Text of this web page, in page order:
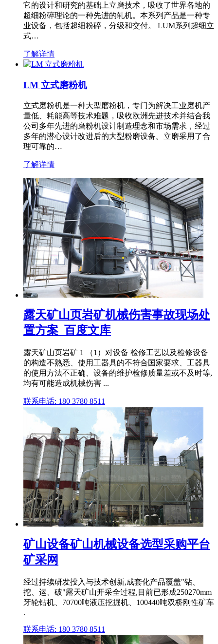
它的设计和研究的基础上立磨技术，吸收了世界各地的
超细粉碎理论的一种先进的轧机。本系列产品是一种专
业设备，包括超细粉碎，分级和交付。 LUM系列超细立
式…
了解详情
LM 立式磨粉机
立式磨粉机是一种大型磨粉机，专门为解决工业磨机产
量低、耗能高等技术难题，吸收欧洲先进技术并结合我
公司多年先进的磨粉机设计制造理念和市场需求，经过
多年的潜心设计改进后的大型粉磨设备。立磨采用了合
理可靠的…
了解详情
露天矿山页岩矿机械伤害事故现场处
置方案_百度文库
露天矿山页岩矿 1 （1）对设备 检修工艺以及检修设备
的构造不熟悉、使用工器具的不符合国家要求、工器具
的使用方法不正确、设备的维护检修质量差或不及时等,
均有可能造成机械伤害 ...
联系电话: 180 3780 8511
矿山设备矿山机械设备选型采购平台
矿采网
经过持续研发投入与技术创新,成套化产品覆盖"钻、
挖、运、破"露天矿山开采全过程,目前已形成250270mm
牙轮钻机、70700吨液压挖掘机、100440吨双桥刚性矿车
.
联系电话: 180 3780 8511